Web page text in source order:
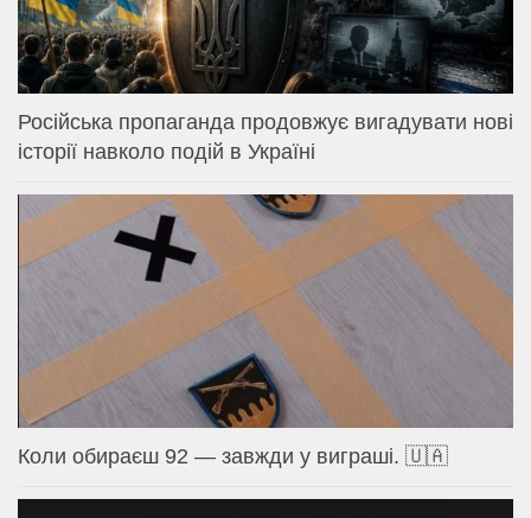
Російська пропаганда продовжує вигадувати нові
історії навколо подій в Україні
Коли обираєш 92 — завжди у виграші. 🇺🇦